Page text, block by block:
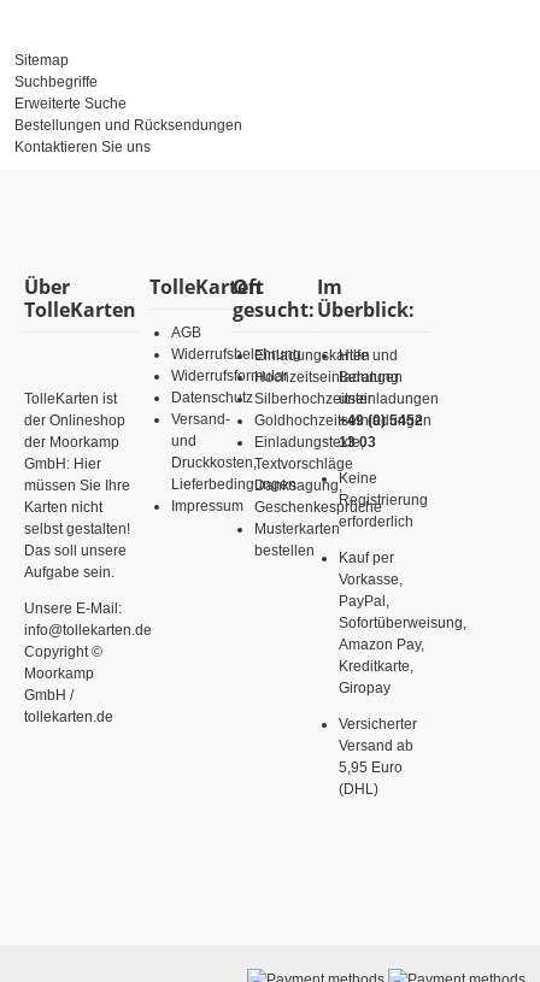
Sitemap
Suchbegriffe
Erweiterte Suche
Bestellungen und Rücksendungen
Kontaktieren Sie uns
Über
TolleKarten
TolleKarten ist
der Onlineshop
der Moorkamp
GmbH: Hier
müssen Sie Ihre
Karten nicht
selbst gestalten!
Das soll unsere
Aufgabe sein.
Unsere E-Mail:
info@tollekarten.de
Copyright ©
Moorkamp
GmbH /
tollekarten.de
TolleKarten
AGB
Widerrufsbelehrung
Widerrufsformular
Datenschutz
Versand-
und
Druckkosten,
Lieferbedingungen
Impressum
Oft
gesucht:
Einladungskarten
Hochzeitseinladungen
Silberhochzeitseinladungen
Goldhochzeitseinladungen
Einladungstexte,
Textvorschläge
Danksagung,
Geschenkesprüche
Musterkarten
bestellen
Im
Überblick:
Hilfe und
Beratung
unter
+49 (0) 5452
13 03
Keine
Registrierung
erforderlich
Kauf per
Vorkasse,
PayPal,
Sofortüberweisung,
Amazon Pay,
Kreditkarte,
Giropay
Versicherter
Versand ab
5,95 Euro
(DHL)